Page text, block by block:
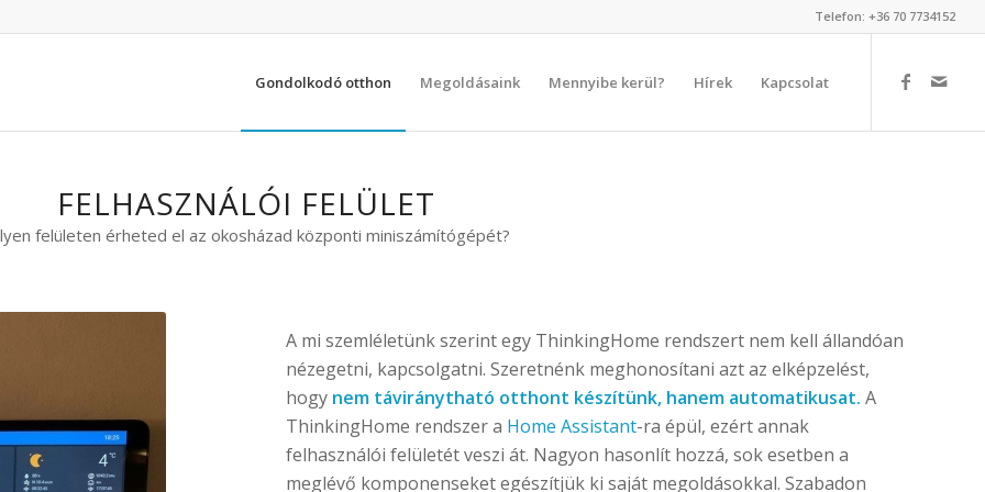
Telefon: +36 70 7734152
Gondolkodó otthon Megoldásaink Mennyibe kerül? Hírek Kapcsolat
FELHASZNÁLÓI FELÜLET
felületen érheted el az okosházad központi miniszámítógépét?
A mi szemléletünk szerint egy ThinkingHome rendszert nem kell állandóan
nézegetni, kapcsolgatni. Szeretnénk meghonosítani azt az elképzelést,
hogy nem táviránytható otthont készítünk, hanem automatikusat. A
ThinkingHome rendszer a Home Assistant-ra épül, ezért annak
felhasználói felületét veszi át. Nagyon hasonlít hozzá, sok esetben a
meglévő komponenseket egészítjük ki saját megoldásokkal. Szabadon